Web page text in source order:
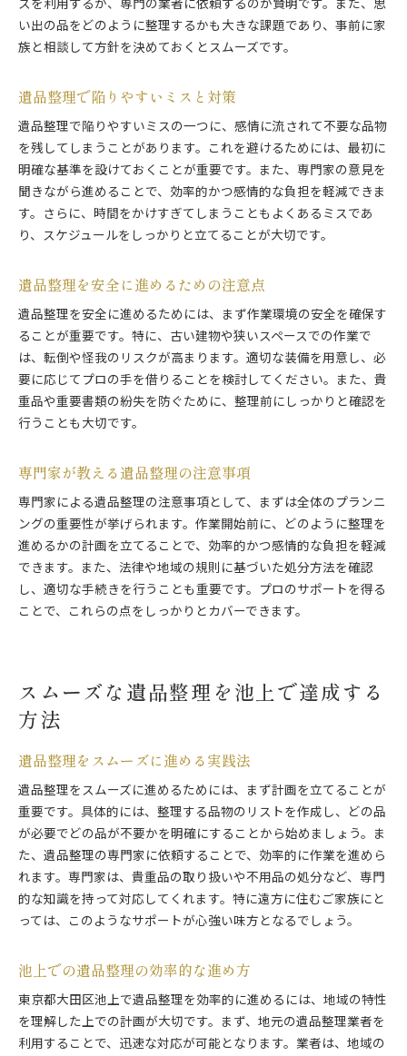
スを利用するか、専門の業者に依頼するのが賢明です。また、思
い出の品をどのように整理するかも大きな課題であり、事前に家
族と相談して方針を決めておくとスムーズです。
遺品整理で陥りやすいミスと対策
遺品整理で陥りやすいミスの一つに、感情に流されて不要な品物
を残してしまうことがあります。これを避けるためには、最初に
明確な基準を設けておくことが重要です。また、専門家の意見を
聞きながら進めることで、効率的かつ感情的な負担を軽減できま
す。さらに、時間をかけすぎてしまうこともよくあるミスであ
り、スケジュールをしっかりと立てることが大切です。
遺品整理を安全に進めるための注意点
遺品整理を安全に進めるためには、まず作業環境の安全を確保す
ることが重要です。特に、古い建物や狭いスペースでの作業で
は、転倒や怪我のリスクが高まります。適切な装備を用意し、必
要に応じてプロの手を借りることを検討してください。また、貴
重品や重要書類の紛失を防ぐために、整理前にしっかりと確認を
行うことも大切です。
専門家が教える遺品整理の注意事項
専門家による遺品整理の注意事項として、まずは全体のプランニ
ングの重要性が挙げられます。作業開始前に、どのように整理を
進めるかの計画を立てることで、効率的かつ感情的な負担を軽減
できます。また、法律や地域の規則に基づいた処分方法を確認
し、適切な手続きを行うことも重要です。プロのサポートを得る
ことで、これらの点をしっかりとカバーできます。
スムーズな遺品整理を池上で達成する
方法
遺品整理をスムーズに進める実践法
遺品整理をスムーズに進めるためには、まず計画を立てることが
重要です。具体的には、整理する品物のリストを作成し、どの品
が必要でどの品が不要かを明確にすることから始めましょう。ま
た、遺品整理の専門家に依頼することで、効率的に作業を進めら
れます。専門家は、貴重品の取り扱いや不用品の処分など、専門
的な知識を持って対応してくれます。特に遠方に住むご家族にと
っては、このようなサポートが心強い味方となるでしょう。
池上での遺品整理の効率的な進め方
東京都大田区池上で遺品整理を効率的に進めるには、地域の特性
を理解した上での計画が大切です。まず、地元の遺品整理業者を
利用することで、迅速な対応が可能となります。業者は、地域の